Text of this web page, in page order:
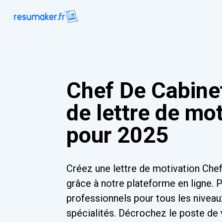
Chef De
de lettre de
pour 2025
Créez une lettre de motivation
grâce à notre plateforme en ligne.
professionnels pour tous les
spécialités. Décrochez le poste de